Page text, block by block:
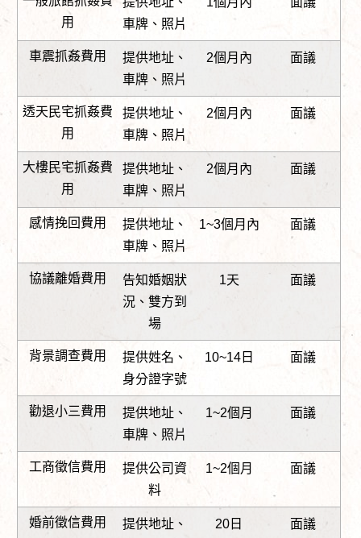
用
車牌、照片
車震抓姦費用
提供地址、
車牌、照片
2個月內 面議
透天民宅抓姦費
用
提供地址、
車牌、照片
2個月內 面議
大樓民宅抓姦費
用
提供地址、
車牌、照片
2個月內 面議
感情挽回費用
提供地址、
車牌、照片
1~3個月內 面議
協議離婚費用
告知婚姻狀
況、雙方到
場
1天 面議
背景調查費用
提供姓名、
身分證字號
10~14日 面議
勸退小三費用
提供地址、
車牌、照片
1~2個月 面議
工商徵信費用
提供公司資
料
1~2個月 面議
婚前徵信費用
提供地址、
20日 面議